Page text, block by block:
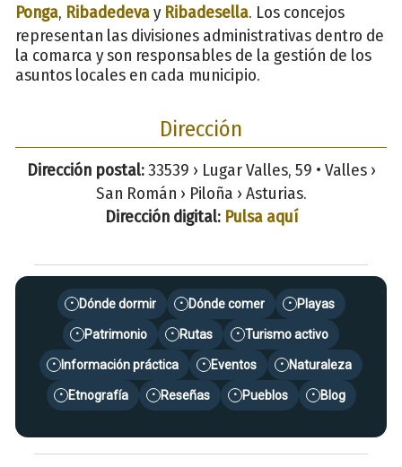
Ponga, Ribadedevay Ribadesella. Los concejos
representan las divisiones administrativas dentro de
la comarca y son responsables de la gestión de los
asuntos locales en cada municipio.
Dirección
Dirección postal:33539 › Lugar Valles, 59 • Valles ›
San Román › Piloña › Asturias.
Dirección digital: Pulsa aquí
• Dónde dormir • Dónde comer • Playas
• Patrimonio • Rutas • Turismo activo
• Información práctica • Eventos • Naturaleza
• Etnografía • Reseñas • Pueblos • Blog